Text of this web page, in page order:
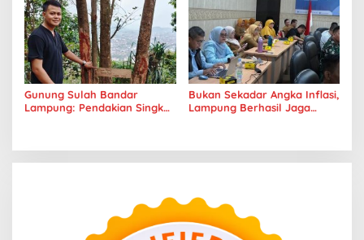
Gunung Sulah Bandar
Lampung: Pendakian Singkat
Bukan Sekadar Angka Inflasi,
Lampung Berhasil Jaga